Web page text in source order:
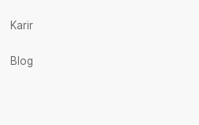
Karir
Blog